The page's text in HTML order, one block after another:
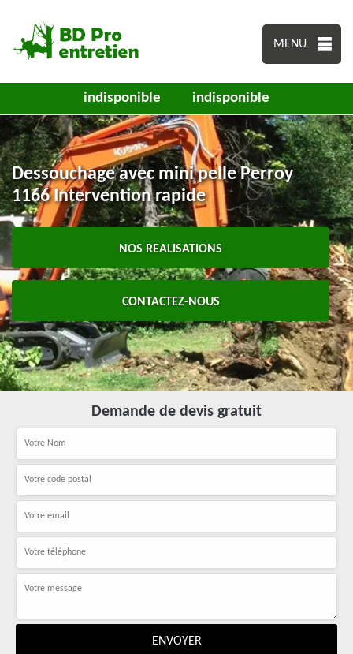
MENU
indisponible indisponible
Dessouchage avec mini pelle Perroy
1166 Intervention rapide
NOS REALISATIONS
CONTACTEZ-NOUS
Demande de devis gratuit